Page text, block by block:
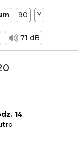
90 Y
71 dB
14